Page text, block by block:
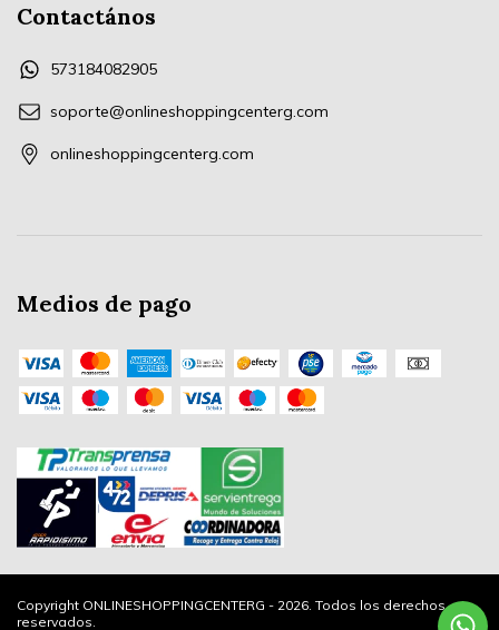
Contactános
573184082905
soporte@onlineshoppingcenterg.com
onlineshoppingcenterg.com
Medios de pago
Copyright ONLINESHOPPINGCENTERG - 2026. Todos los derechos
reservados.